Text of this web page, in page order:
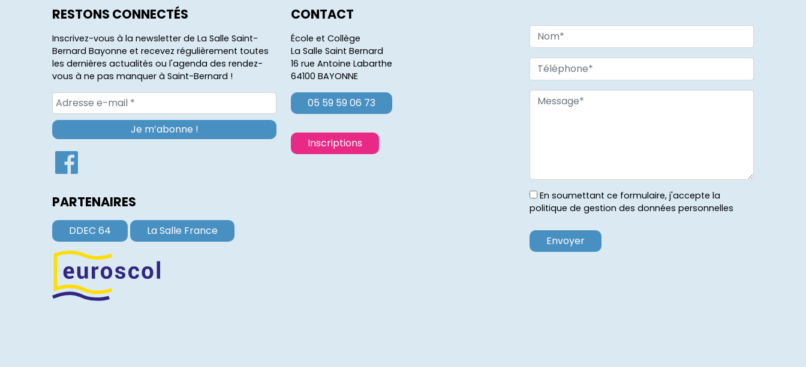
RESTONS CONNECTÉS
Inscrivez-vous à la newsletter de La Salle Saint-
Bernard Bayonne et recevez régulièrement toutes
les dernières actualités ou l'agenda des rendez-
vous à ne pas manquer à Saint-Bernard !
PARTENAIRES
DDEC 64 La Salle France
CONTACT
École et Collège
La Salle Saint Bernard
16 rue Antoine Labarthe
64100 BAYONNE
05 59 59 06 73
Inscriptions
En soumettant ce formulaire, j'accepte la
politique de gestion des données personnelles